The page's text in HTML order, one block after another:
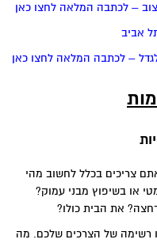
אביב
– לכתבה המלאה לחצו כאן
צריכים בכלל לחשוב מהי
או בשיפוץ מבני עמוק?
את הבית כולו?
רשימה של הצרכים שלכם. מה